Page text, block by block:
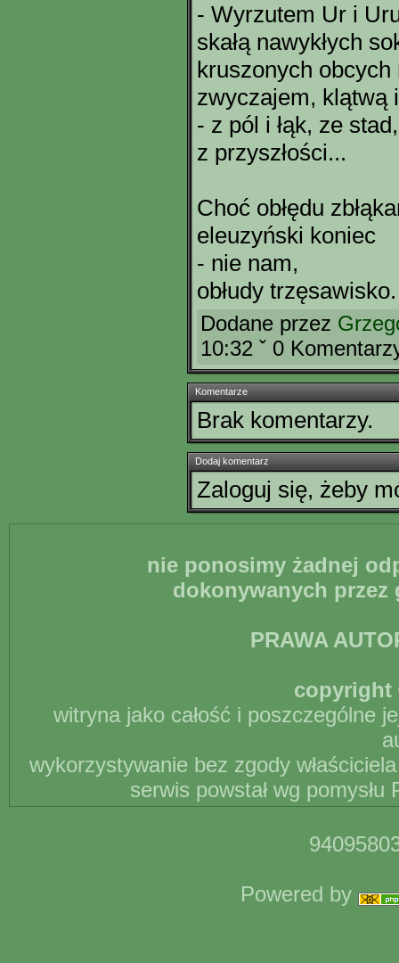
- Wyrzutem Ur i
skałą nawykłych
kruszonych
zwyczajem, klątwą
- z pól i łąk, ze stad,
z przyszłości...
Choć obłędu
eleuzyński koniec
- nie nam,
obłudy trzęsawisko.
Dodane przez
10:32 ˇ 0
Komentarze
Brak komentarzy.
Dodaj komentarz
Zaloguj się, żeby
nie ponosimy żadnej
dokonywanych
PRAWA
copyright
witryna jako całość i poszczególne
wykorzystywanie bez zgody
serwis powstał wg
Powered by